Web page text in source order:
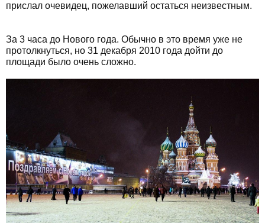
прислал очевидец, пожелавший остаться неизвестным.
За 3 часа до Нового года. Обычно в это время уже не
протолкнуться, но 31 декабря 2010 года дойти до
площади было очень сложно.